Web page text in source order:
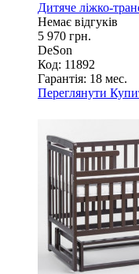
Дитяче ліжко-
Немає відгуків
5 970 грн.
DeSon
Код: 11892
Гарантія: 18 мес.
Переглянути